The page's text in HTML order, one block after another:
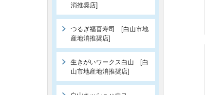
消推奨店]
つるぎ福喜寿司 [白山市地
産地消推奨店]
生きがいワークス白山 [白
山市地産地消推奨店]